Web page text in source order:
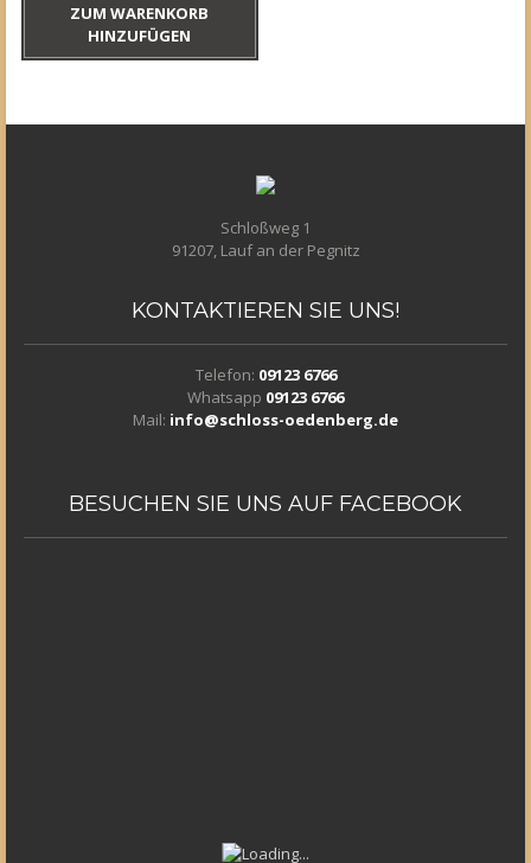
ZUM WARENKORB
HINZUFÜGEN
Schloßweg 1
91207, Lauf an der Pegnitz
KONTAKTIEREN SIE UNS!
Telefon: 09123 6766
Whatsapp 09123 6766
Mail: info@schloss-oedenberg.de
BESUCHEN SIE UNS AUF FACEBOOK